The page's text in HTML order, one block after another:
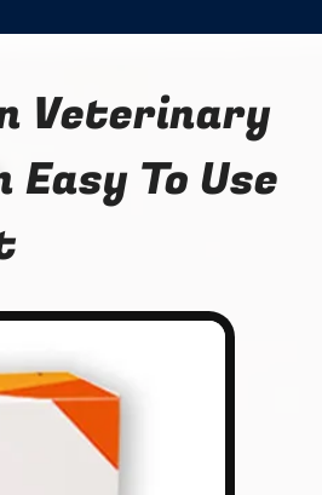
Veterinary
To Use